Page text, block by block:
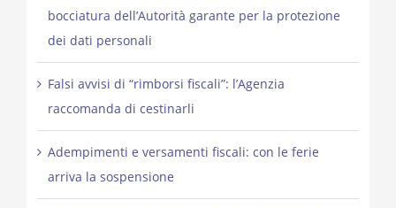
bocciatura dell’Autorità garante per la protezione
dei dati personali
Falsi avvisi di “rimborsi fiscali”: l’Agenzia
raccomanda di cestinarli
Adempimenti e versamenti fiscali: con le ferie
arriva la sospensione